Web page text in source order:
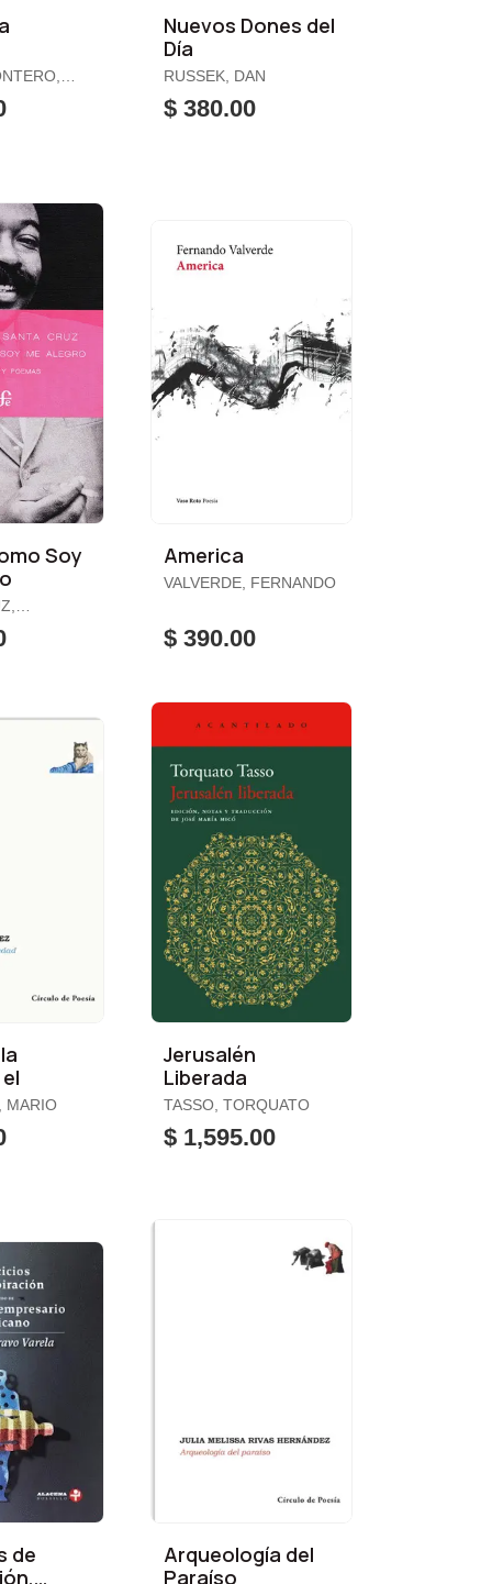
Nuevos Dones del
Día
RUSSEK, DAN
$ 380.00
Soy
America
VALVERDE, FERNANDO
$ 390.00
MARIO
Jerusalén
Liberada
TASSO, TORQUATO
$ 1,595.00
de
Arqueología del
Paraíso